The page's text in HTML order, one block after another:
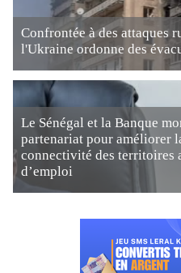
Confrontée à des attaques
l'Ukraine ordonne des
Le Sénégal et la Banque
partenariat pour améliorer
connectivité des territoires
d’emploi